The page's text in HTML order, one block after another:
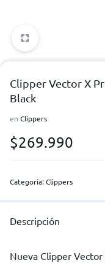
Clipper Vector X
Black
en Clippers
$269.990
Categoría:Clippers
Descripción
Nueva Clipper